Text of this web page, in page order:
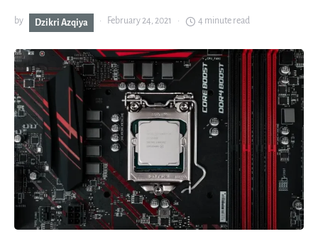
by Dzikri Azqiya February 24, 2021 4 minute read